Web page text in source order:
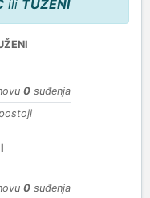
ili TUŽENI
0 suđenja
0 suđenja